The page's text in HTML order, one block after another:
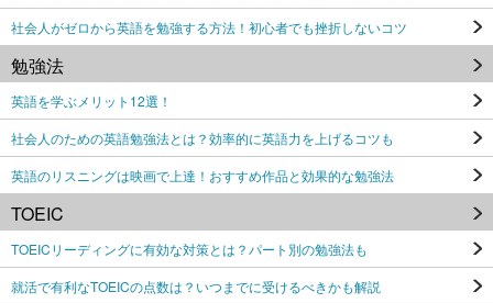
社会人がゼロから英語を勉強する方法！初心者でも挫折しないコツ
勉強法
英語を学ぶメリット12選！
社会人のための英語勉強法とは？効率的に英語力を上げるコツも
英語のリスニングは映画で上達！おすすめ作品と効果的な勉強法
TOEIC
TOEICリーディングに有効な対策とは？パート別の勉強法も
就活で有利なTOEICの点数は？いつまでに受けるべきかも解説